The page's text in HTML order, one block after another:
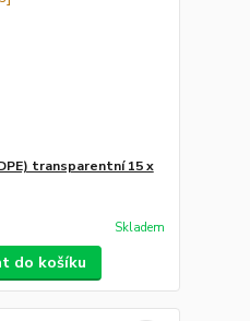
transparentní 15 x
Skladem
do košíku